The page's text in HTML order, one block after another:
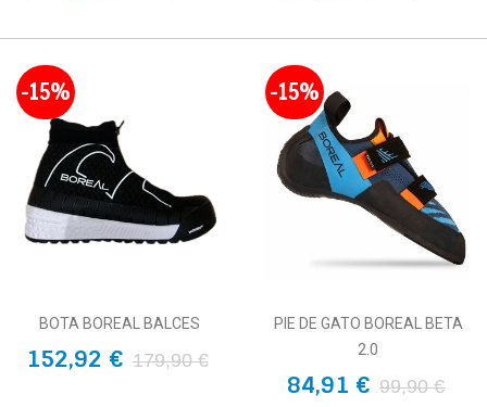
-15%
BOTA BOREAL BALCES
152,92 € 179,90 €
-15%
PIE DE GATO BOREAL BETA
2.0
84,91 € 99,90 €